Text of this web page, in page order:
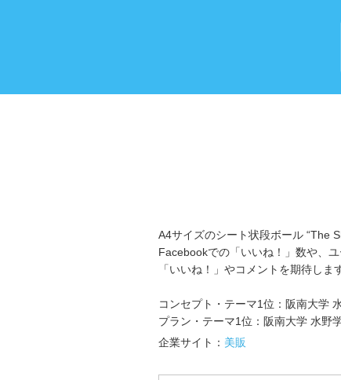
A4サイズのシート状段ボール “The
Facebookでの「いいね！」数や、
「いいね！」やコメントを期待しま
コンセプト・テーマ1位：阪南大学
プラン・テーマ1位：阪南大学 水野
企業サイト： 美販